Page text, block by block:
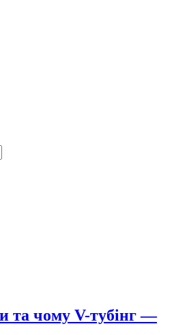
та чому V-тубінг —